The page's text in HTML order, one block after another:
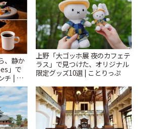
、静か
」で
チ | こ
上野「大ゴッホ展 夜のカフェテ
ラス」で見つけた、オリジナル
限定グッズ10選 | ことりっぷ